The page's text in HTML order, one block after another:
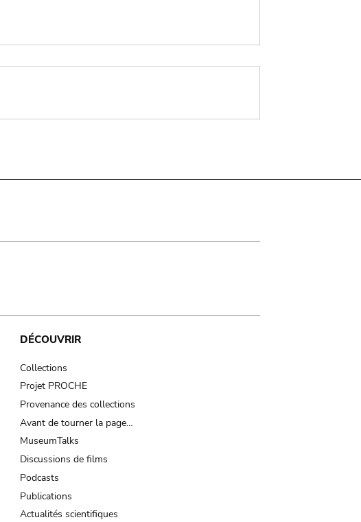
DÉCOUVRIR
Collections
Projet PROCHE
Provenance des collections
Avant de tourner la page…
MuseumTalks
Discussions de films
Podcasts
Publications
Actualités scientifiques